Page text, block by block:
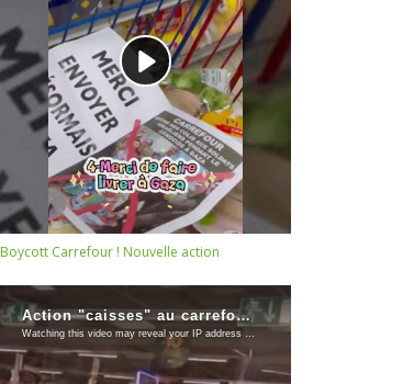
Boycott Carrefour ! Nouvelle action